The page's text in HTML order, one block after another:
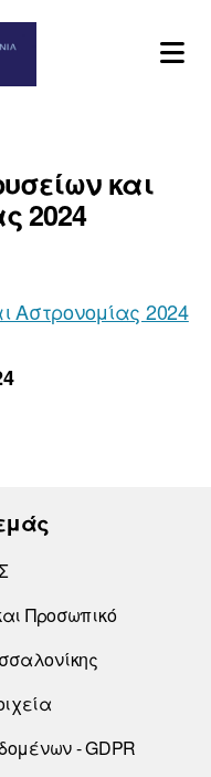
και
2024
Αστρονομίας 2024
Προσωπικό
- GDPR